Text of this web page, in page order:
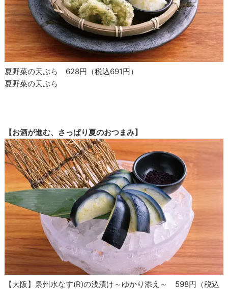
夏野菜の天ぷら 628円（税込691円）
夏野菜の天ぷら
【お酒が進む、さっぱり夏のおつまみ】
【大阪】泉州水なす(R)の浅漬け～ゆかり添え～ 598円（税込